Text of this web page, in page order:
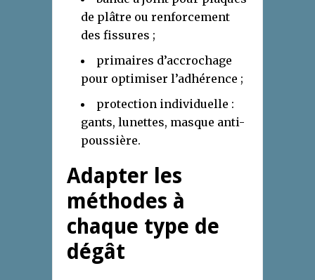
de plâtre ou renforcement
des fissures ;
primaires d’accrochage
pour optimiser l’adhérence ;
protection individuelle :
gants, lunettes, masque anti-
poussière.
Adapter les
méthodes à
chaque type de
dégât